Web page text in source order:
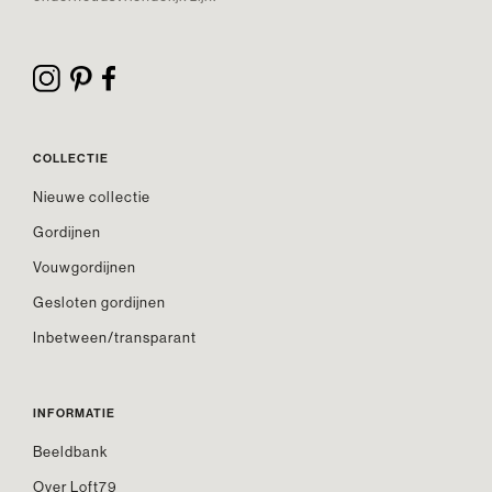
COLLECTIE
Nieuwe collectie
Gordijnen
Vouwgordijnen
Gesloten gordijnen
Inbetween/transparant
INFORMATIE
Beeldbank
Over Loft79